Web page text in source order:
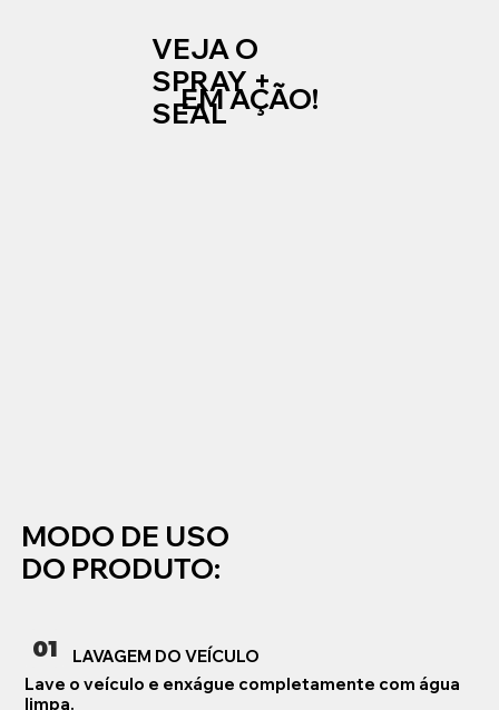
MODO DE USO
DO PRODUTO:
01
LAVAGEM DO VEÍCULO
Lave o veículo e enxágue completamente com água
limpa.
VEJA O
SPRAY +
SEAL
EM AÇÃO!